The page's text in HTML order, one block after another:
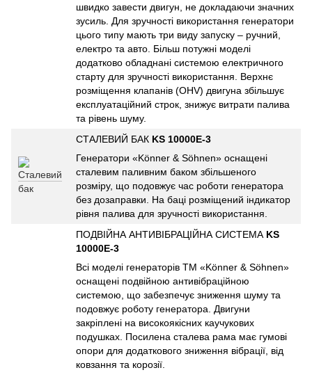
швидко завести двигун, не докладаючи значних
зусиль. Для зручності використання генератори
цього типу мають три виду запуску – ручний,
електро та авто. Більш потужні моделі
додатково обладнані системою електричного
старту для зручності використання. Верхнє
розміщення клапанів (ОНV) двигуна збільшує
експлуатаційний строк, знижує витрати палива
та рівень шуму.
СТАЛЕВИЙ БАК KS 10000E-3
Генератори «Könner & Söhnen» оснащені
сталевим паливним баком збільшеного
розміру, що подовжує час роботи генератора
без дозаправки. На баці розміщений індикатор
рівня палива для зручності використання.
ПОДВІЙНА АНТИВІБРАЦІЙНА СИСТЕМА KS
10000E-3
Всі моделі генераторів ТМ «Könner & Söhnen»
оснащені подвійною антивібраційною
системою, що забезпечує зниження шуму та
подовжує роботу генератора. Двигуни
закріплені на високоякісних каучукових
подушках. Посилена сталева рама має гумові
опори для додаткового зниження вібрації, від
ковзання та корозії.